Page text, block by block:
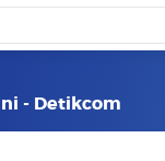
- Detikcom